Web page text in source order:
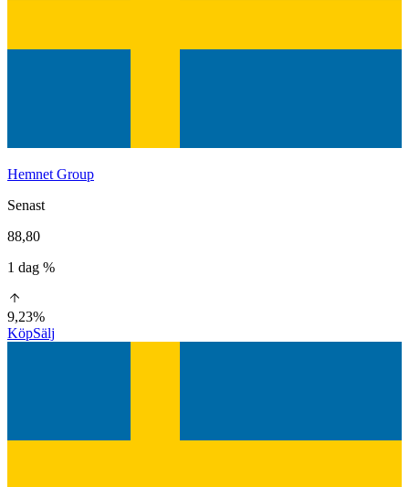
Hemnet Group
Senast
88,80
1 dag %
9,23%
KöpSälj